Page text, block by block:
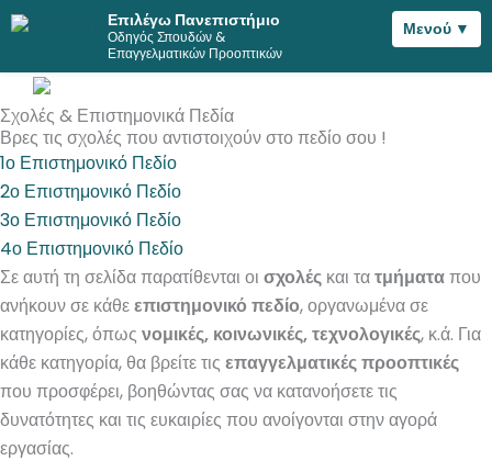
στο
περιεχόμενο
Σχολές & Επιστημονικά Πεδία
Βρες τις σχολές που αντιστοιχούν στο πεδίο σου !
1ο Επιστημονικό Πεδίο
2ο Επιστημονικό Πεδίο
3ο Επιστημονικό Πεδίο
4ο Επιστημονικό Πεδίο
Σε αυτή τη σελίδα παρατίθενται οι σχολές και τατμήματαπου
ανήκουν σε κάθεεπιστημονικό πεδίο, οργανωμένα σε
κατηγορίες, όπως νομικές, κοινωνικές, τεχνολογικές, κ.ά. Για
κάθε κατηγορία, θα βρείτε τις επαγγελματικές προοπτικές
που προσφέρει, βοηθώντας σας να κατανοήσετε τις
δυνατότητες και τις ευκαιρίες που ανοίγονται στην αγορά
εργασίας.
Επιλέγω Πανεπιστήμιο
Οδηγός Σπουδών &
Επαγγελματικών Προοπτικών
Μενού ▼